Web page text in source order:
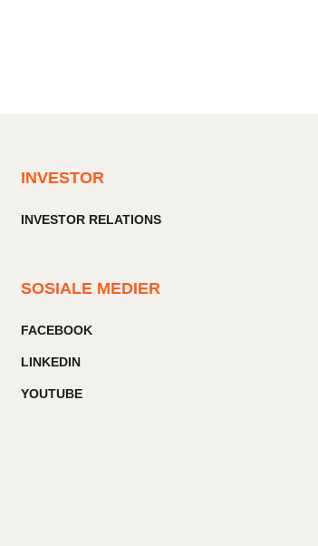
INVESTOR
INVESTOR RELATIONS
SOSIALE MEDIER
FACEBOOK
LINKEDIN
YOUTUBE